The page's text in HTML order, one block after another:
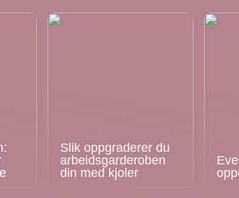
Slik oppgraderer du
arbeidsgarderoben
din med kjoler